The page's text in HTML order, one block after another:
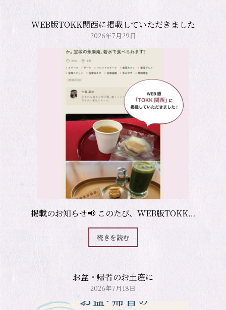
WEB版TOKK関西に掲載していただきました
2026年7月29日
掲載のお知らせ📢 このたび、WEB版TOKK…
続きを読む
お盆・帰省のお土産に
2026年7月18日